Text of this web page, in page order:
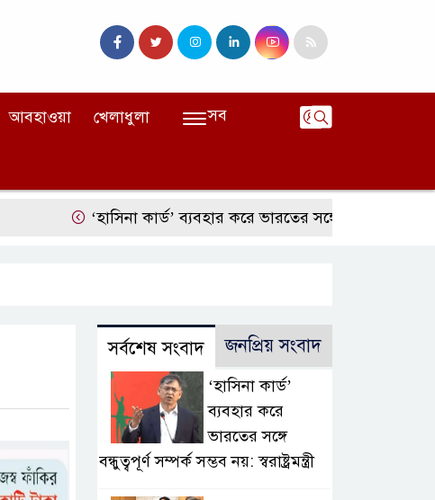
আবহাওয়া খেলাধুলা সব
‘হাসিনা কার্ড’ ব্যবহার করে ভারতের সঙ্গে বন্ধুত্বপূর্ণ সম্পর্ক সম্ভব নয়:
সর্বশেষ সংবাদ জনপ্রিয় সংবাদ
‘হাসিনা কার্ড’
ব্যবহার করে
ভারতের সঙ্গে
বন্ধুত্বপূর্ণ সম্পর্ক সম্ভব নয়: স্বরাষ্ট্রমন্ত্রী